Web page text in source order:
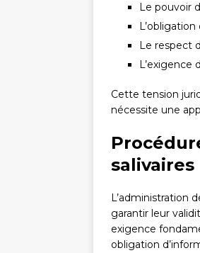
Le pouvoir
Le respect
L’exigence
Cette tension
nécessite une
salivaires
L’administration
garantir leur
exigence
obligation